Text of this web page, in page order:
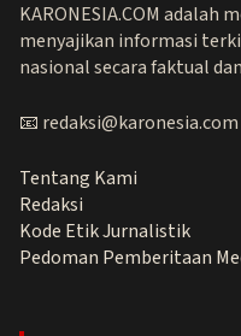
KARONESIA.COM adalah
menyajikan informasi
nasional secara faktual
📧 redaksi@karonesia.com
Tentang Kami
Redaksi
Kode Etik Jurnalistik
Pedoman Pemberitaan